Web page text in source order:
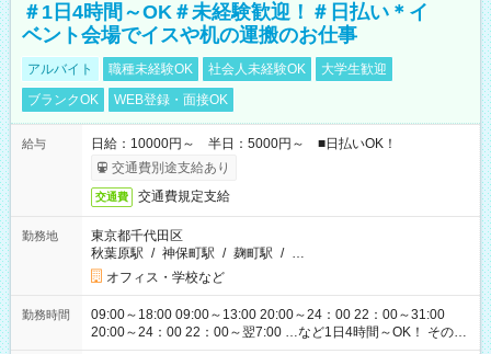
＃1日4時間～OK＃未経験歓迎！＃日払い＊イ
ベント会場でイスや机の運搬のお仕事
アルバイト 職種未経験OK 社会人未経験OK
大学生歓迎
ブランクOK
WEB登録・面接OK
給与
日給：10000円～ 半日：5000円～ ■日払いOK！
交通費別途支給あり
交通費 交通費規定支給
勤務地
東京都千代田区
秋葉原駅 / 神保町駅 / 麹町駅 / …
オフィス・学校など
勤務時間
09:00～18:00 09:00～13:00 20:00～24：00 22：00～31:00
20:00～24：00 22：00～翌7:00 …など1日4時間～OK！ その他
シフトもございます！ お気軽にご相談ください！